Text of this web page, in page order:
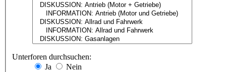
Unterforen durchsuchen:
Ja
Nein